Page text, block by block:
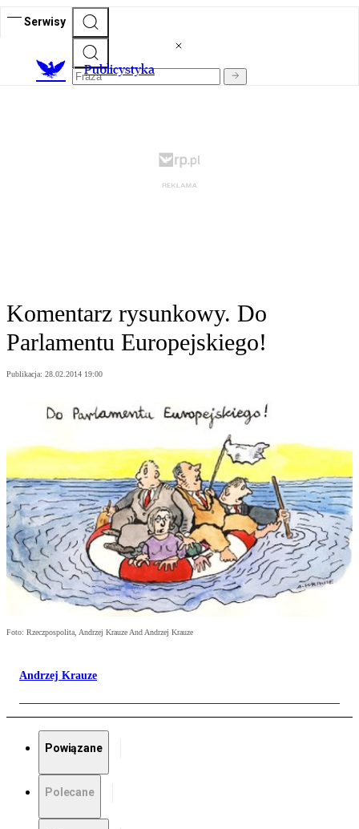
Serwisy
Publicystyka
Komentarz rysunkowy. Do
Parlamentu Europejskiego!
Publikacja: 28.02.2014 19:00
Foto: Rzeczpospolita, Andrzej Krauze And Andrzej Krauze
Andrzej Krauze
Powiązane
Polecane